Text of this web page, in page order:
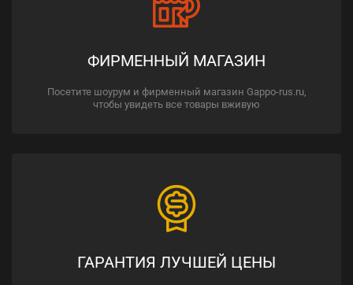
ФИРМЕННЫЙ МАГАЗИН
Посетите шоурум и фирменный магазин Gappo-rus.ru,
чтобы увидеть все товары вживую
ГАРАНТИЯ ЛУЧШЕЙ ЦЕНЫ